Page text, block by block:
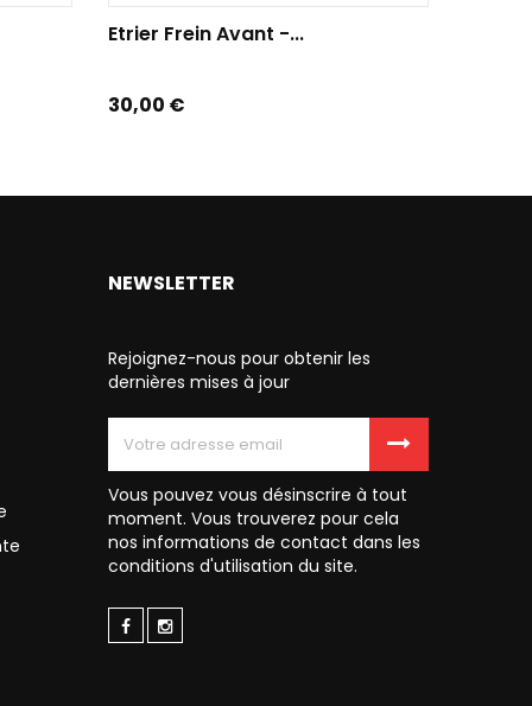
Etrier Frein Avant -...
Prix
30,00 €
NEWSLETTER
Rejoignez-nous pour obtenir les
dernières mises à jour
Vous pouvez vous désinscrire à tout
moment. Vous trouverez pour cela
nos informations de contact dans les
conditions d'utilisation du site.